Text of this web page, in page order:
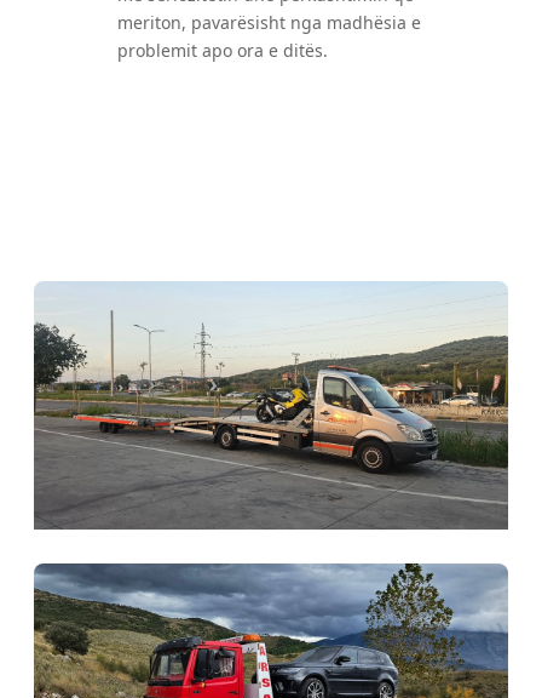
meriton, pavarësisht nga madhësia e
problemit apo ora e ditës.